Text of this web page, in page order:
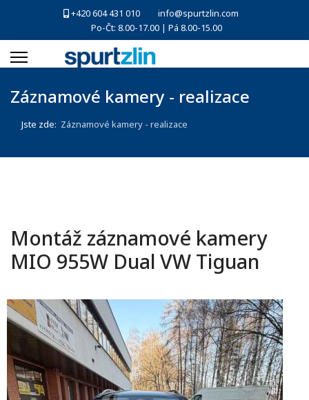
+420 604 431 010
info@spurtzlin.com
Po-Čt: 8.00-17.00 | Pá 8.00-15.00
Záznamové kamery - realizace
Jste zde: Záznamové kamery - realizace
Montáž záznamové kamery
MIO 955W Dual VW Tiguan